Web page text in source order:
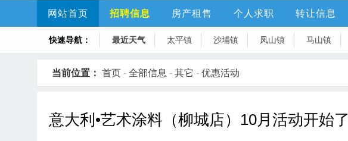
网站首页 招聘信息 房产租售 个人求职 转让信息
快速导航： 最近天气 太平镇 沙埔镇 凤山镇 马山镇
当前位置： 首页 - 全部信息 - 其它 - 优惠活动
意大利•艺术涂料（柳城店）10月活动开始了